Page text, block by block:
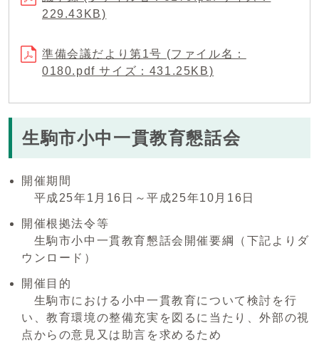
229.43KB)
準備会議だより第1号 (ファイル名：
0180.pdf サイズ：431.25KB)
生駒市小中一貫教育懇話会
開催期間
平成25年1月16日～平成25年10月16日
開催根拠法令等
生駒市小中一貫教育懇話会開催要綱（下記よりダ
ウンロード）
開催目的
生駒市における小中一貫教育について検討を行
い、教育環境の整備充実を図るに当たり、外部の視
点からの意見又は助言を求めるため